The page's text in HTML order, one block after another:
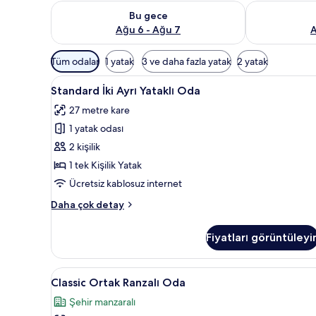
Bu gece
Ağu 6 - Ağu 7
Bu gece için müsaitliği kontrol et Ağu 6 - Ağu 7
Yarın için
Odalar
için
mevcut
filtreler
Tüm odalar 1 yatak 3 ve daha fazla yatak 2 yatak
Standard
İki
Ayrı
Yataklı
Oda
için
tüm
görün
Standard İki Ayrı Yataklı
4
Standard İki Ayrı Yataklı Oda
27 metre kare
1 yatak odası
2 kişilik
1 tek Kişilik Yatak
Ücretsiz kablosuz internet
Daha çok detay
Standard
Oda
hakkında
daha
detay
Fiyatları
Classic
Ortak
Ranzalı
Classic Ortak Ranzalı Oda |
4
Classic Ortak Ranzalı Oda
Şehir manzaralı